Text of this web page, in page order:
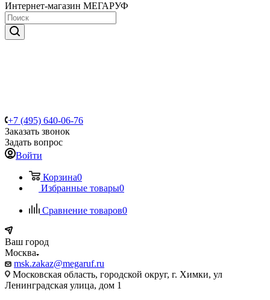
Интернет-магазин МЕГАРУФ
+7 (495) 640-06-76
Заказать звонок
Задать вопрос
Войти
Корзина0
Избранные товары0
Сравнение товаров0
Ваш город
Москва
msk.zakaz@megaruf.ru
Московская область, городской округ, г. Химки, ул
Ленинградская улица, дом 1